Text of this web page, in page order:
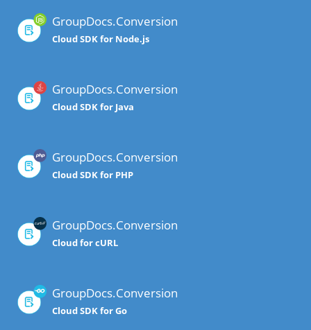
GroupDocs.Conversion
Cloud SDK for Node.js
GroupDocs.Conversion
Cloud SDK for Java
GroupDocs.Conversion
Cloud SDK for PHP
GroupDocs.Conversion
Cloud for cURL
GroupDocs.Conversion
Cloud SDK for Go